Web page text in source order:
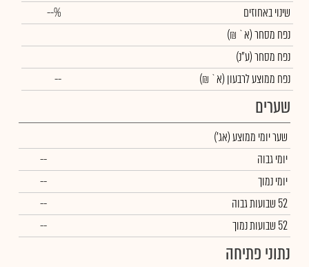
שינוי באחוזים
--%
נפח מסחר(א` ₪)
נפח מסחר(ע"נ)
נפח ממוצע לרבעון (א` ₪)
--
שערים
שער יומי ממוצע(אג')
יומי גבוה
--
יומי נמוך
--
52 שבועות גבוה
--
52 שבועות נמוך
--
נתוני פתיחה